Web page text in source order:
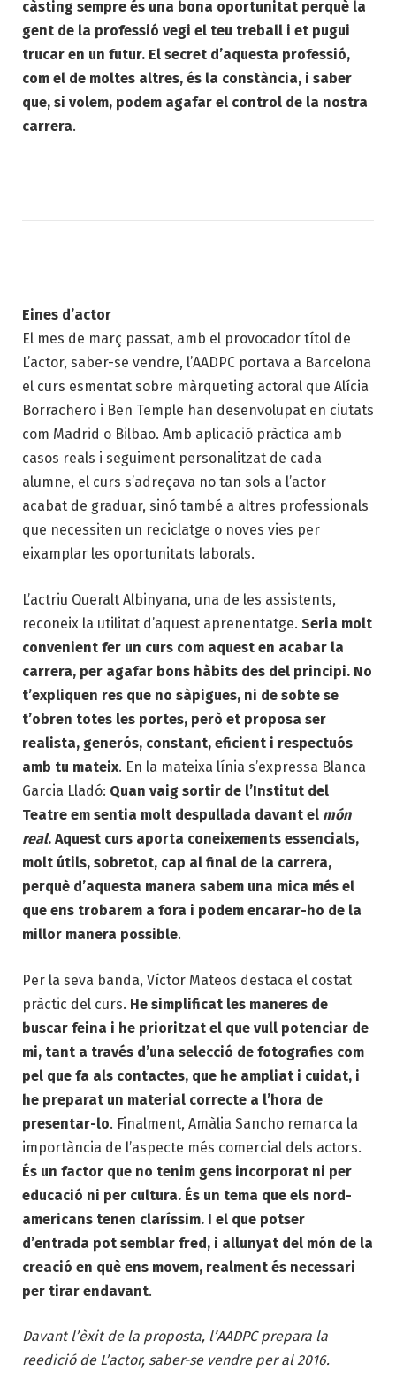
càsting sempre és una bona oportunitat perquè la
gent de la professió vegi el teu treball i et pugui
trucar en un futur. El secret d’aquesta professió,
com el de moltes altres, és la constància, i saber
que, si volem, podem agafar el control de la nostra
carrera.
Eines d’actor
El mes de març passat, amb el provocador títol de
L’actor, saber-se vendre, l’AADPC portava a Barcelona
el curs esmentat sobre màrqueting actoral que Alícia
Borrachero i Ben Temple han desenvolupat en ciutats
com Madrid o Bilbao. Amb aplicació pràctica amb
casos reals i seguiment personalitzat de cada
alumne, el curs s’adreçava no tan sols a l’actor
acabat de graduar, sinó també a altres professionals
que necessiten un reciclatge o noves vies per
eixamplar les oportunitats laborals.
L’actriu Queralt Albinyana, una de les assistents,
reconeix la utilitat d’aquest aprenentatge. Seria molt
convenient fer un curs com aquest en acabar la
carrera, per agafar bons hàbits des del principi. No
t’expliquen res que no sàpigues, ni de sobte se
t’obren totes les portes, però et proposa ser
realista, generós, constant, eficient i respectuós
amb tu mateix. En la mateixa línia s’expressa Blanca
Garcia Lladó: Quan vaig sortir de l’Institut del
Teatre em sentia molt despullada davant el món
real. Aquest curs aporta coneixements essencials,
molt útils, sobretot, cap al final de la carrera,
perquè d’aquesta manera sabem una mica més el
que ens trobarem a fora i podem encarar-ho de la
millor manera possible.
Per la seva banda, Víctor Mateos destaca el costat
pràctic del curs. He simplificat les maneres de
buscar feina i he prioritzat el que vull potenciar de
mi, tant a través d’una selecció de fotografies com
pel que fa als contactes, que he ampliat i cuidat, i
he preparat un material correcte a l’hora de
presentar-lo. Finalment, Amàlia Sancho remarca la
importància de l’aspecte més comercial dels actors.
És un factor que no tenim gens incorporat ni per
educació ni per cultura. És un tema que els nord-
americans tenen claríssim. I el que potser
d’entrada pot semblar fred, i allunyat del món de la
creació en què ens movem, realment és necessari
per tirar endavant.
Davant l’èxit de la proposta, l’AADPC prepara la
reedició de L’actor, saber-se vendre per al 2016.